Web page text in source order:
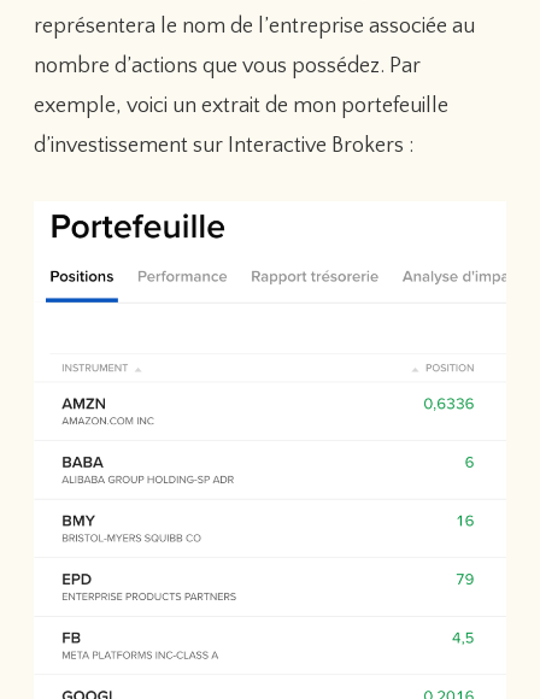
représentera le nom de l’entreprise associée au
nombre d’actions que vous possédez. Par
exemple, voici un extrait de mon portefeuille
d’investissement sur Interactive Brokers :